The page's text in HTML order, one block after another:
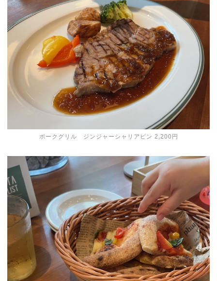
ポークグリル ジンジャーシャリアピン 2,200円